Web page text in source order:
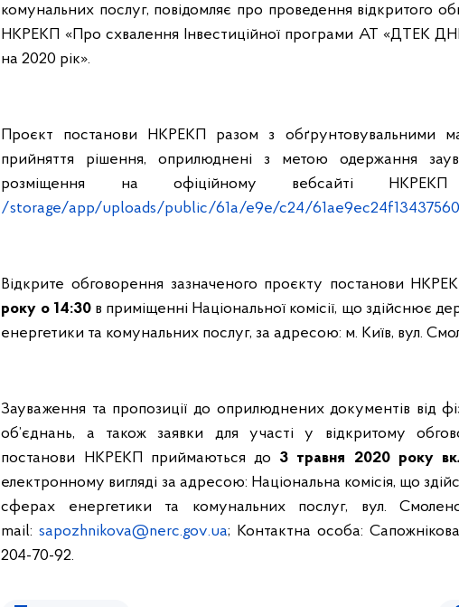
комунальних послуг, повідомляє про проведення відкритого
НКРЕКП «Про схвалення Інвестиційної програми АТ «ДТЕК
на 2020 рік».
Проєкт постанови НКРЕКП разом з обґрунтовувальними
прийняття рішення, оприлюднені з метою одержання
розміщення на офіційному вебсайті
/storage/app/uploads/public/61a/e9e/c24/
Відкрите обговорення зазначеного проєкту постанови
року о 14:30в приміщенні Національної комісії, що здійснює
енергетики та комунальних послуг, за адресою: м. Київ, вул.
Зауваження та пропозиції до оприлюднених документів від
об’єднань, а також заявки для участі у відкритому
постанови НКРЕКП приймаються до 3 травня 2020року
електронному вигляді за адресою: Національна комісія, що
сферах енергетики та комунальних послуг, вул.
mail:sapozhnikova@nerc.gov.ua; Контактна особа:
204-70-92.